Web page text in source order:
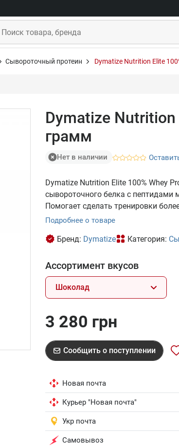
Сывороточный протеин Dymatize Nutrition Elite
Dymatize Nutrition
грамм
Нет в наличии
Dymatize Nutrition Elite 100% Whey
сывороточного белка с
Помогает сделать тренировки
Подробнее о товаре
Бренд: Dymatize Категория:
Ассортимент вкусов
Шоколад
3 280 грн
Сообщить о поступлении
Новая почта
Курьер "Новая почта"
Укр почта
Самовывоз